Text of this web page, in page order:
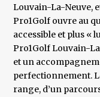
Louvain-La-Neuve,
Pro1Golf ouvre au
accessible et plus «
Pro1Golf Louvain-
et un
perfectionnement.
range, d’un